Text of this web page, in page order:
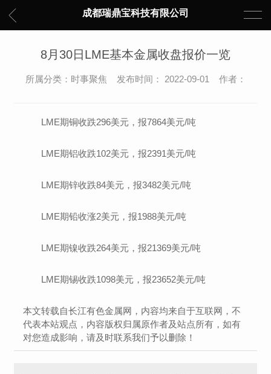
成都瑞鼎宝科技有限公司
8月30日LME基本金属收盘报价一览
所属分类：时事聚焦 发布时间： 2022-09-01 作者：
LME期铜收跌296美元，报7864美元/吨
LME期铝收跌102美元，报2391美元/吨
LME期锌收跌84美元，报3482美元/吨
LME期铅收涨2美元，报1988美元/吨
LME期镍收跌264美元，报21369美元/吨
LME期锡收跌1098美元，报23652美元/吨
本文转载自长江有色金属网，内容均来自于互联网，不
代表本站观点，内容版权归属原作者及站点所有，如有
对您造成影响，请及时联系我们予以删除！